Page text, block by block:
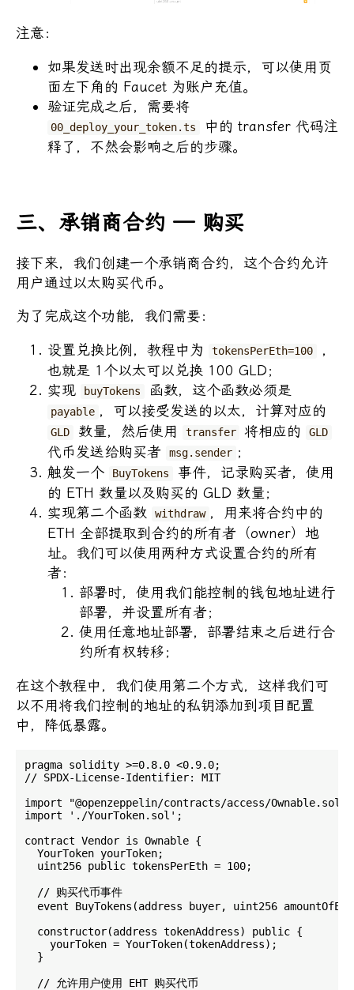
注意：
如果发送时出现余额不足的提示，可以使用页
面左下角的 Faucet 为账户充值。
验证完成之后，需要将
00_deploy_your_token.ts
中的 transfer 代码注
释了，不然会影响之后的步骤。
三、承销商合约 — 购买
接下来，我们创建一个承销商合约，这个合约允许
用户通过以太购买代币。
为了完成这个功能，我们需要：
设置兑换比例，教程中为
tokensPerEth=100
，
也就是 1个以太可以兑换 100 GLD；
实现
buyTokens 函数，这个函数必须是
payable ，可以接受发送的以太，计算对应的
GLD 数量，然后使用 transfer 将相应的 GLD
代币发送给购买者 msg.sender ；
触发一个
BuyTokens
事件，记录购买者，使用
的 ETH 数量以及购买的 GLD 数量；
实现第二个函数
withdraw ，用来将合约中的
ETH 全部提取到合约的所有者（owner）地
址。我们可以使用两种方式设置合约的所有
者：
部署时，使用我们能控制的钱包地址进行
部署，并设置所有者；
使用任意地址部署，部署结束之后进行合
约所有权转移；
在这个教程中，我们使用第二个方式，这样我们可
以不用将我们控制的地址的私钥添加到项目配置
中，降低暴露。
pragma solidity >=0.8.0 <0.9.0;
// SPDX-License-Identifier: MIT
import "@openzeppelin/contracts/access/Ownable.sol";
import './YourToken.sol';
contract Vendor is Ownable {
  YourToken yourToken;
  uint256 public tokensPerEth = 100;
  // 购买代币事件
event BuyTokens(address buyer, uint256
  constructor(address tokenAddress) public {
    yourToken = YourToken(tokenAddress);
  }
  // 允许用户使用 EHT 购买代币